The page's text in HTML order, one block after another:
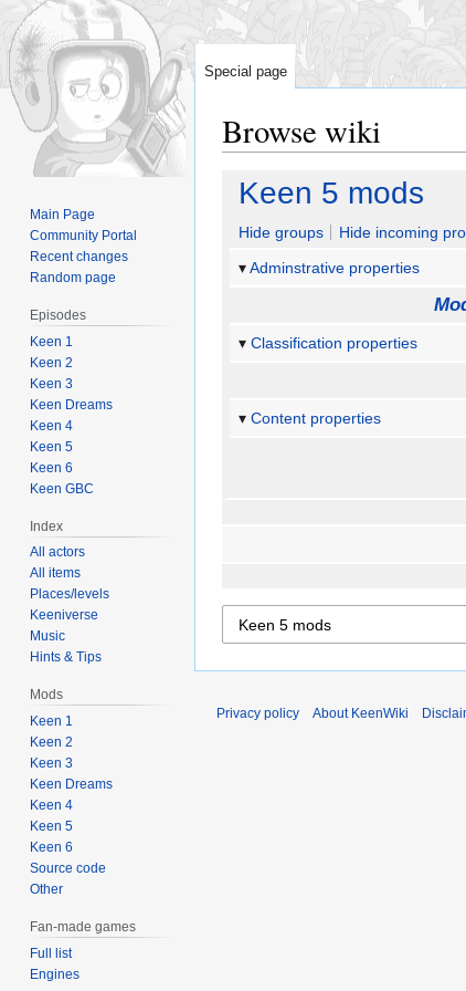
Browse wiki
Jump
navigation
Jump
search
Keen 5 mods
Hide groups
Hide incoming
Adminstrative properties
Classification properties
Content properties
Special page
Main Page
Community Portal
Recent changes
Random page
Episodes
Keen 1
Keen 2
Keen 3
Keen Dreams
Keen 4
Keen 5
Keen 6
Keen GBC
Index
All actors
All items
Places/levels
Keeniverse
Music
Hints & Tips
Mods
Keen 1
Keen 2
Keen 3
Keen Dreams
Keen 4
Keen 5
Keen 6
Source code
Other
Fan-made games
Full list
Engines
Privacy policy About KeenWiki